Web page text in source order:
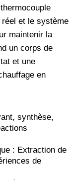
et le système
maintenir la
un corps de
et une
en
synthèse,
: Extraction de
de